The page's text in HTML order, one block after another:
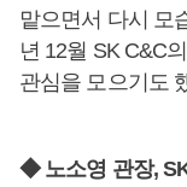
맡으면서 다시 모
년 12월 SK C&C
관심을 모으기도
◆ 노소영 관장,